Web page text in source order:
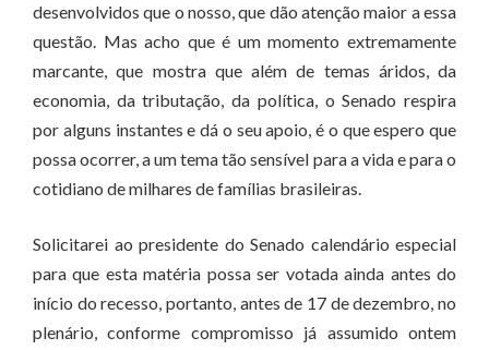
desenvolvidos que o nosso, que dão atenção maior a essa
questão. Mas acho que é um momento extremamente
marcante, que mostra que além de temas áridos, da
economia, da tributação, da política, o Senado respira
por alguns instantes e dá o seu apoio, é o que espero que
possa ocorrer, a um tema tão sensível para a vida e para o
cotidiano de milhares de famílias brasileiras.
Solicitarei ao presidente do Senado calendário especial
para que esta matéria possa ser votada ainda antes do
início do recesso, portanto, antes de 17 de dezembro, no
plenário, conforme compromisso já assumido ontem